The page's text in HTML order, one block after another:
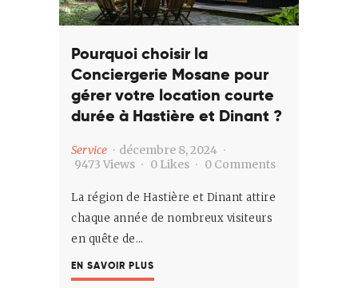
Français
Pourquoi choisir la
Conciergerie Mosane pour
gérer votre location courte
durée à Hastière et Dinant ?
Service
décembre 8, 2024
9473 Views 0 Likes 0 Comments
La région de Hastière et Dinant attire
chaque année de nombreux visiteurs
en quête de…
EN SAVOIR PLUS